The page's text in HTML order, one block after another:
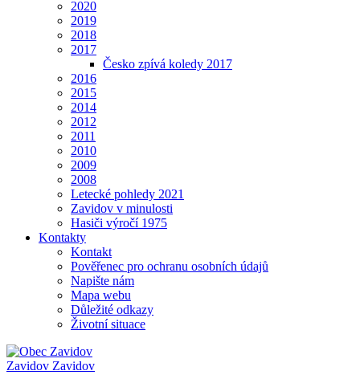
2020
2019
2018
2017
Česko zpívá koledy 2017
2016
2015
2014
2012
2011
2010
2009
2008
Letecké pohledy 2021
Zavidov v minulosti
Hasiči výročí 1975
Kontakty
Kontakt
Pověřenec pro ochranu osobních údajů
Napište nám
Mapa webu
Důležité odkazy
Životní situace
Zavidov Zavidov